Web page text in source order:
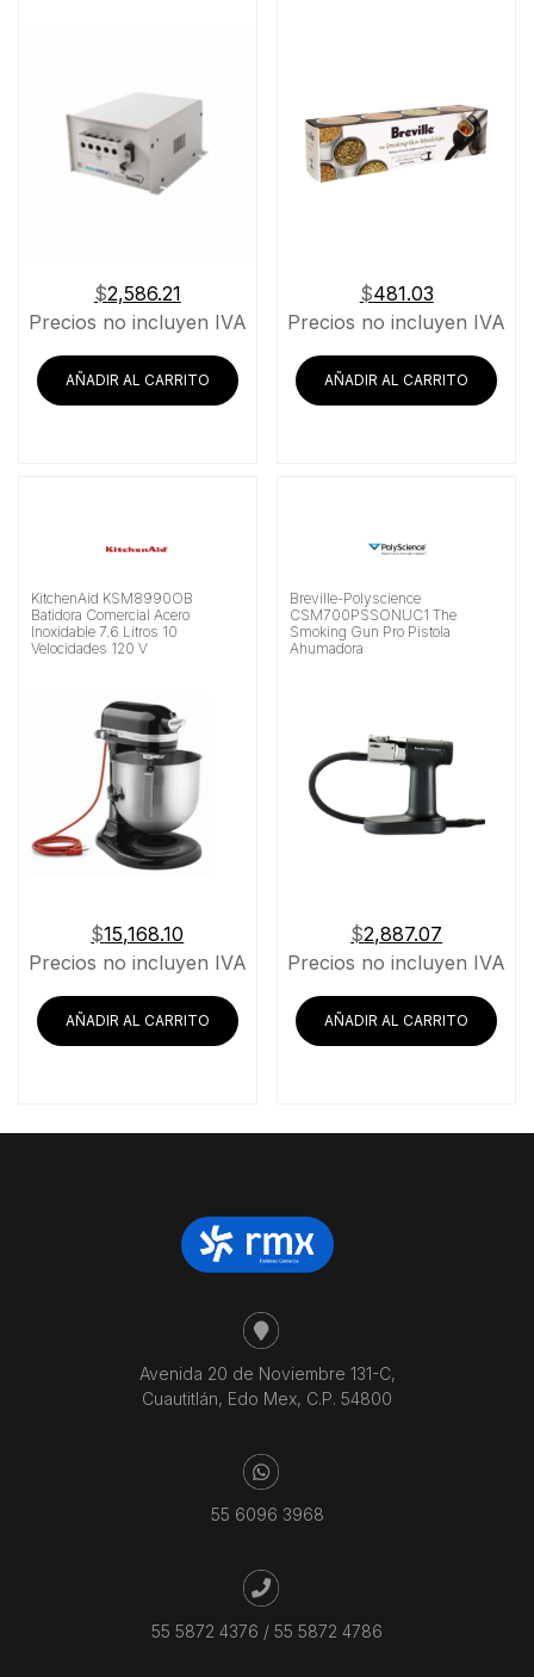
$2,586.21
Precios no incluyen IVA
AÑADIR AL CARRITO
$481.03
Precios no incluyen IVA
AÑADIR AL CARRITO
KitchenAid KSM8990OB
Batidora Comercial Acero
Inoxidable 7.6 Litros 10
Velocidades 120 V
$15,168.10
Precios no incluyen IVA
AÑADIR AL CARRITO
Breville-Polyscience
CSM700PSSONUC1 The
Smoking Gun Pro Pistola
Ahumadora
$2,887.07
Precios no incluyen IVA
AÑADIR AL CARRITO
Avenida 20 de Noviembre 131-C,
Cuautitlán, Edo Mex, C.P. 54800
55 6096 3968
55 5872 4376 / 55 5872 4786